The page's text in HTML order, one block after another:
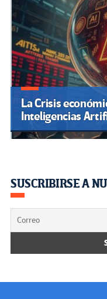
La Crisis
Inteligencias
SUSCRIBIRSE A